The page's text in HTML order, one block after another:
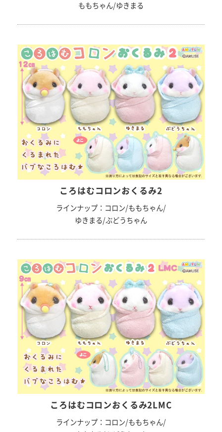
ももちゃん/ゆきまる
ころはむコロンおくるみ2
ラインナップ：コロン/ももちゃん/
ゆきまる/ぶどうちゃん
ころはむコロンおくるみ2LMC
ラインナップ：コロン/ももちゃん/